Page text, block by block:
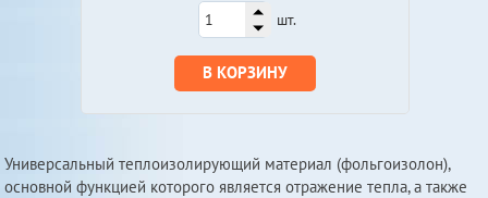
шт.
В КОРЗИНУ
Универсальный теплоизолирующий материал (фольгоизолон),
основной функцией которого является отражение тепла, а также